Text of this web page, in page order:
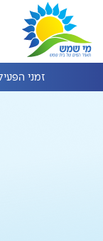
זמני הפעילות